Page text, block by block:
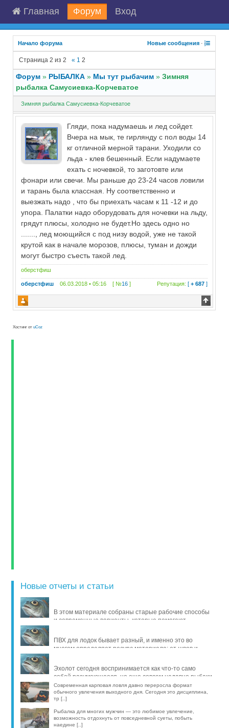
Главная Форум Вход
Начало форума Новые сообщения ·
Страница2 из2 « 1 2
Форум » РЫБАЛКА » Мы тут рыбачим » Зимняя
рыбалка Самусиевка-Корчеватое
Зимняя рыбалка Самусиевка-Корчеватое
Гляди, пока надумаешь и лед сойдет.
Вчера на мык, те гирлянду с пол воды 14
кг отличной мерной тарани. Уходили со
льда - клев бешенный. Если надумаете
ехать с ночевкой, то заготовте или
фонари или свечи. Мы раньше до 23-24 часов ловили
и тарань была классная. Ну соответственно и
выезжать надо , что бы приехать часам к 11 -12 и до
упора. Палатки надо оборудовать для ночевки на льду,
грядут плюсы, холодно не будет.Но здесь одно но
......., лед моющийся с под низу водой, уже не такой
крутой как в начале морозов, плюсы, туман и дожди
могут быстро съесть такой лед.
оберстфиш
оберстфиш 06.03.2018 • 05:16 [ №16 ] Репутация: [+ 687 ]
Хостинг отuCoz
Новые отчеты и статьи
В этом материале собраны старые рабочие способы
и современные варианты, которые помогают
ПВХ для лодок бывает разный, и именно это во
многом определяет ресурс материала: от швов и
Эхолот сегодня воспринимается как что-то само
собой разумеющееся, но еще совсем недавно рыбаки
обходились б [..]
Современная карповая ловля давно переросла формат
обычного увлечения выходного дня. Сегодня это дисциплина,
тр [..]
Рыбалка для многих мужчин — это любимое увлечение,
возможность отдохнуть от повседневной суеты, побыть
наедине [..]